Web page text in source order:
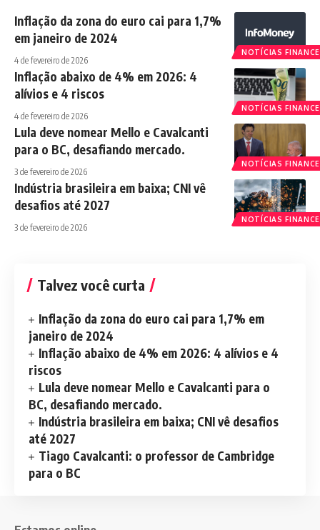
NOTÍCIAS
Inflação da zona do euro cai para 1,7%
em janeiro de 2024
4 de fevereiro de 2026
NOTÍCIAS
Inflação abaixo de 4% em 2026: 4
alívios e 4 riscos
4 de fevereiro de 2026
NOTÍCIAS
Lula deve nomear Mello e Cavalcanti
para o BC, desafiando mercado.
3 de fevereiro de 2026
NOTÍCIAS
Indústria brasileira em baixa; CNI vê
desafios até 2027
3 de fevereiro de 2026
Talvez você curta
Inflação da zona do euro cai para 1,7% em
janeiro de 2024
Inflação abaixo de 4% em 2026: 4 alívios e 4
riscos
Lula deve nomear Mello e Cavalcanti para o
BC, desafiando mercado.
Indústria brasileira em baixa; CNI vê desafios
até 2027
Tiago Cavalcanti: o professor de Cambridge
para o BC